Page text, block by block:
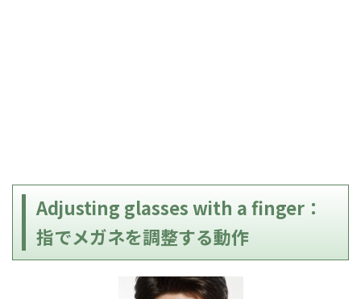
Adjusting glasses with a finger：
指でメガネを調整する動作